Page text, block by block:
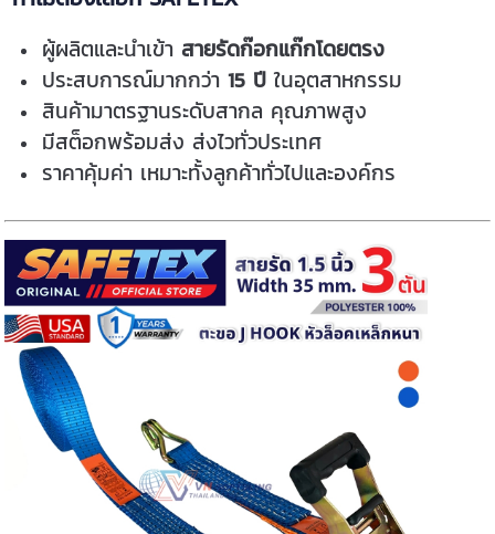
ผู้ผลิตและนำเข้า สายรัดก๊อกแก๊กโดยตรง
ประสบการณ์มากกว่า15 ปี ในอุตสาหกรรม
สินค้ามาตรฐานระดับสากล คุณภาพสูง
มีสต็อกพร้อมส่ง ส่งไวทั่วประเทศ
ราคาคุ้มค่า เหมาะทั้งลูกค้าทั่วไปและองค์กร